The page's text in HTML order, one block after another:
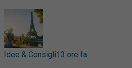
Idee & Consigli13 ore fa